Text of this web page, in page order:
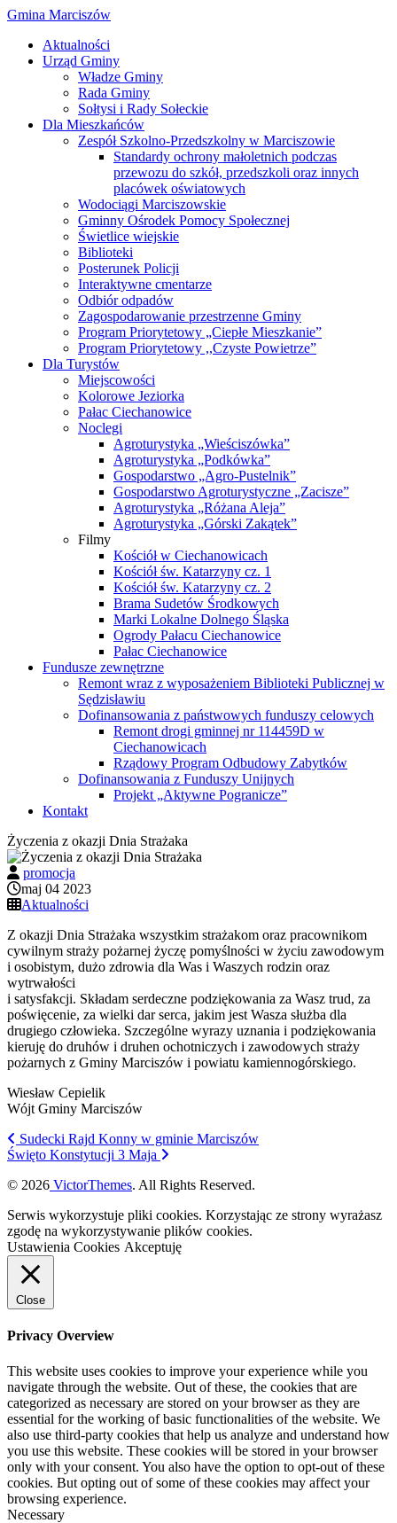
Gmina Marciszów
Aktualności
Urząd Gminy
Władze Gminy
Rada Gminy
Sołtysi i Rady Sołeckie
Dla Mieszkańców
Zespół Szkolno-Przedszkolny w Marciszowie
Standardy ochrony małoletnich podczas
przewozu do szkół, przedszkoli oraz innych
placówek oświatowych
Wodociągi Marciszowskie
Gminny Ośrodek Pomocy Społecznej
Świetlice wiejskie
Biblioteki
Posterunek Policji
Interaktywne cmentarze
Odbiór odpadów
Zagospodarowanie przestrzenne Gminy
Program Priorytetowy „Ciepłe Mieszkanie”
Program Priorytetowy ,,Czyste Powietrze”
Dla Turystów
Miejscowości
Kolorowe Jeziorka
Pałac Ciechanowice
Noclegi
Agroturystyka „Wieściszówka”
Agroturystyka „Podkówka”
Gospodarstwo „Agro-Pustelnik”
Gospodarstwo Agroturystyczne „Zacisze”
Agroturystyka „Różana Aleja”
Agroturystyka „Górski Zakątek”
Filmy
Kościół w Ciechanowicach
Kościół św. Katarzyny cz. 1
Kościół św. Katarzyny cz. 2
Brama Sudetów Środkowych
Marki Lokalne Dolnego Śląska
Ogrody Pałacu Ciechanowice
Pałac Ciechanowice
Fundusze zewnętrzne
Remont wraz z wyposażeniem Biblioteki Publicznej w
Sędzisławiu
Dofinansowania z państwowych funduszy celowych
Remont drogi gminnej nr 114459D w
Ciechanowicach
Rządowy Program Odbudowy Zabytków
Dofinansowania z Funduszy Unijnych
Projekt „Aktywne Pogranicze”
Kontakt
Życzenia z okazji Dnia Strażaka
promocja
maj 04 2023
Aktualności
Z okazji Dnia Strażaka wszystkim strażakom oraz pracownikom
cywilnym straży pożarnej życzę pomyślności w życiu zawodowym
i osobistym, dużo zdrowia dla Was i Waszych rodzin oraz
wytrwałości
i satysfakcji. Składam serdeczne podziękowania za Wasz trud, za
poświęcenie, za wielki dar serca, jakim jest Wasza służba dla
drugiego człowieka. Szczególne wyrazy uznania i podziękowania
kieruję do druhów i druhen ochotniczych i zawodowych straży
pożarnych z Gminy Marciszów i powiatu kamiennogórskiego.
Wiesław Cepielik
Wójt Gminy Marciszów
Sudecki Rajd Konny w gminie Marciszów
Święto Konstytucji 3 Maja
© 2026 VictorThemes. All Rights Reserved.
Serwis wykorzystuje pliki cookies. Korzystając ze strony wyrażasz
zgodę na wykorzystywanie plików cookies.
Ustawienia Cookies Akceptuję
Close
Privacy Overview
This website uses cookies to improve your experience while you
navigate through the website. Out of these, the cookies that are
categorized as necessary are stored on your browser as they are
essential for the working of basic functionalities of the website. We
also use third-party cookies that help us analyze and understand how
you use this website. These cookies will be stored in your browser
only with your consent. You also have the option to opt-out of these
cookies. But opting out of some of these cookies may affect your
browsing experience.
Necessary